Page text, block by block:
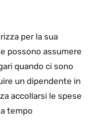
per la sua
possono assumere
quando ci sono
un dipendente in
accollarsi le spese
tempo